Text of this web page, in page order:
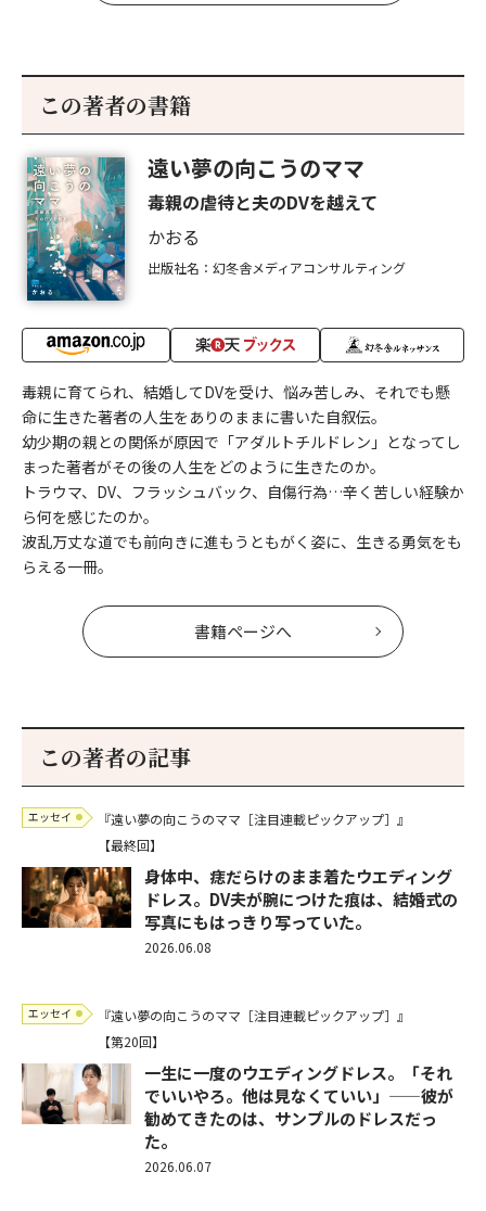
この著者の書籍
遠い夢の向こうのママ
毒親の虐待と夫のDVを越えて
かおる
出版社名：幻冬舎メディアコンサルティング
毒親に育てられ、結婚してDVを受け、悩み苦しみ、それでも懸
命に生きた著者の人生をありのままに書いた自叙伝。
幼少期の親との関係が原因で「アダルトチルドレン」となってし
まった著者がその後の人生をどのように生きたのか。
トラウマ、DV、フラッシュバック、自傷行為…辛く苦しい経験か
ら何を感じたのか。
波乱万丈な道でも前向きに進もうともがく姿に、生きる勇気をも
らえる一冊。
書籍ページへ
この著者の記事
エッセイ
『遠い夢の向こうのママ［注目連載ピックアップ］』
【最終回】
身体中、痣だらけのまま着たウエディング
ドレス。DV夫が腕につけた痕は、結婚式の
写真にもはっきり写っていた。
2026.06.08
エッセイ
『遠い夢の向こうのママ［注目連載ピックアップ］』
【第20回】
一生に一度のウエディングドレス。「それ
でいいやろ。他は見なくていい」——彼が
勧めてきたのは、サンプルのドレスだっ
た。
2026.06.07